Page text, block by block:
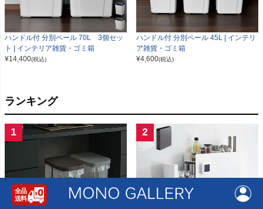
ハンドル付 分別ペール 70L 3個セッ
ト | インテリア雑貨・ゴミ箱
¥14,400(税込)
ハンドル付 分別ペール 45L | インテリ
ア雑貨・ゴミ箱
¥4,600(税込)
ランキング
1 2